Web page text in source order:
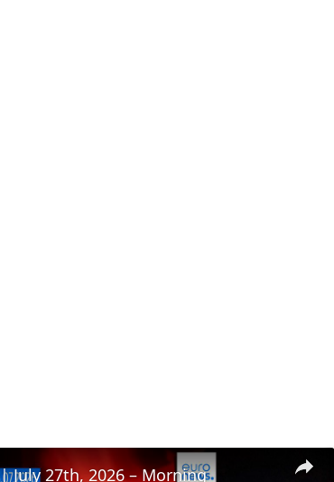
×
27th, 2026 – Morning